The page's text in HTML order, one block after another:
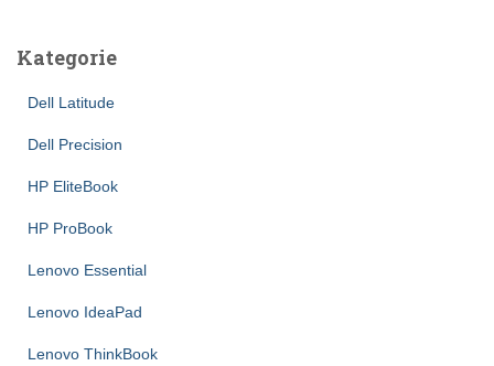
Kategorie
Dell Latitude
Dell Precision
HP EliteBook
HP ProBook
Lenovo Essential
Lenovo IdeaPad
Lenovo ThinkBook